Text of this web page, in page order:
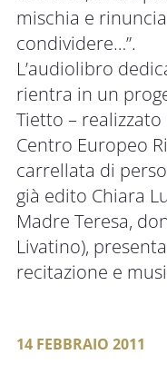
mischia e
condividere…”.
L’audiolibro
rientra in un
Tietto –
Centro Europeo
carrellata di
già edito Chiara
Madre Teresa,
Livatino),
recitazione e
14 FEBBRAIO 2011